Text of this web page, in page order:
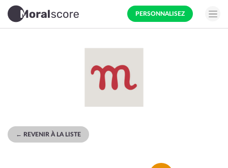
PERSONNALISEZ
← REVENIR À LA LISTE